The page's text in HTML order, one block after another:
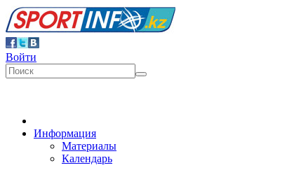
Войти
Информация
Материалы
Календарь